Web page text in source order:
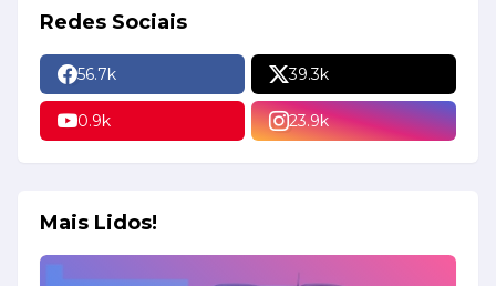
Redes Sociais
56.7k 39.3k
0.9k 23.9k
Mais Lidos!